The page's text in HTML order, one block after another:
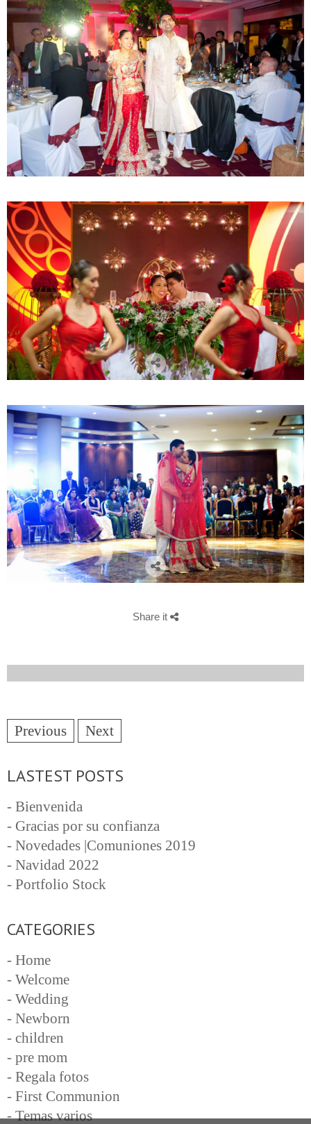
Share it
Previous Next
LASTEST POSTS
- Bienvenida
- Gracias por su confianza
- Novedades |Comuniones 2019
- Navidad 2022
- Portfolio Stock
CATEGORIES
- Home
- Welcome
- Wedding
- Newborn
- children
- pre mom
- Regala fotos
- First Communion
- Temas varios